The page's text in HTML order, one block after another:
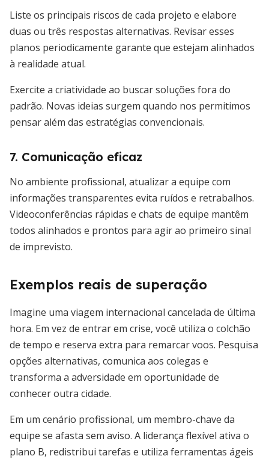
Liste os principais riscos de cada projeto e elabore
duas ou três respostas alternativas. Revisar esses
planos periodicamente garante que estejam alinhados
à realidade atual.
Exercite a criatividade ao buscar soluções fora do
padrão. Novas ideias surgem quando nos permitimos
pensar além das estratégias convencionais.
7. Comunicação eficaz
No ambiente profissional, atualizar a equipe com
informações transparentes evita ruídos e retrabalhos.
Videoconferências rápidas e chats de equipe mantêm
todos alinhados e prontos para agir ao primeiro sinal
de imprevisto.
Exemplos reais de superação
Imagine uma viagem internacional cancelada de última
hora. Em vez de entrar em crise, você utiliza o colchão
de tempo e reserva extra para remarcar voos. Pesquisa
opções alternativas, comunica aos colegas e
transforma a adversidade em oportunidade de
conhecer outra cidade.
Em um cenário profissional, um membro-chave da
equipe se afasta sem aviso. A liderança flexível ativa o
plano B, redistribui tarefas e utiliza ferramentas ágeis